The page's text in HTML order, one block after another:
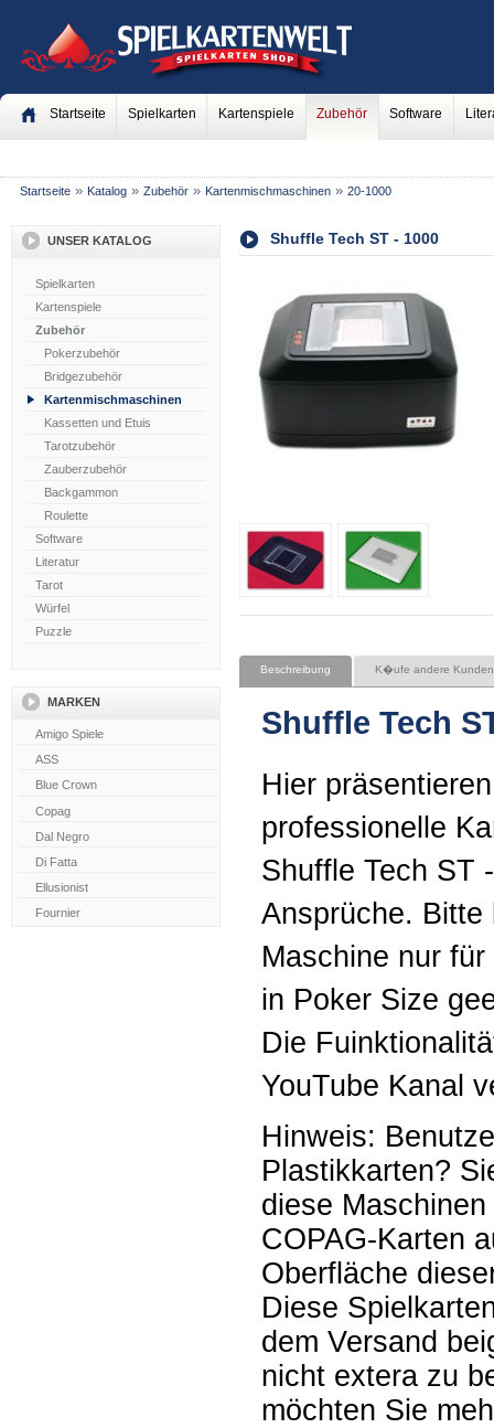
Startseite Spielkarten Kartenspiele Zubehör Software
Startseite » Katalog » Zubehör » Kartenmischmaschinen » 20-1000
UNSER KATALOG
Spielkarten
Kartenspiele
Zubehör
Pokerzubehör
Bridgezubehör
Kartenmischmaschinen
Kassetten und Etuis
Tarotzubehör
Zauberzubehör
Backgammon
Roulette
Software
Literatur
Tarot
Würfel
Puzzle
MARKEN
Shuffle Tech ST - 1000
Beschreibung K�ufe andere Kunden
Shuffle Tech
Hier
professionelle
Shuffle Tech ST
Ansprüche.
Maschine nur
in Poker Size
Die
YouTube Kanal
Hinweis:
Plastikkarten?
diese
COPAG-Karten
Oberfläche
Diese
dem Versand
nicht extera zu
möchten Sie